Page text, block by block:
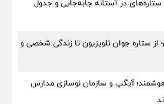
در آستانه جابه‌جایی و جدول
از ستاره جوان تلویزیون تا زندگی شخصی و
آیگپ و سازمان نوسازی مدارس